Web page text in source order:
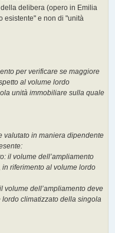
delibera (opero in Emilia
esistente" e non di "unità
per verificare se maggiore
al volume lordo
unità immobiliare sulla quale
valutato in maniera dipendente
il volume dell’ampliamento
riferimento al volume lordo
volume dell’ampliamento deve
climatizzato della singola